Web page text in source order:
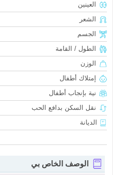
العينين
الشعر
الجسم
الطول / القامة
الوزن
إمتلاك أطفال
نية بإنجاب أطفال
نقل السكن بدافع الحب
الديانة
الوصف الخاص بي